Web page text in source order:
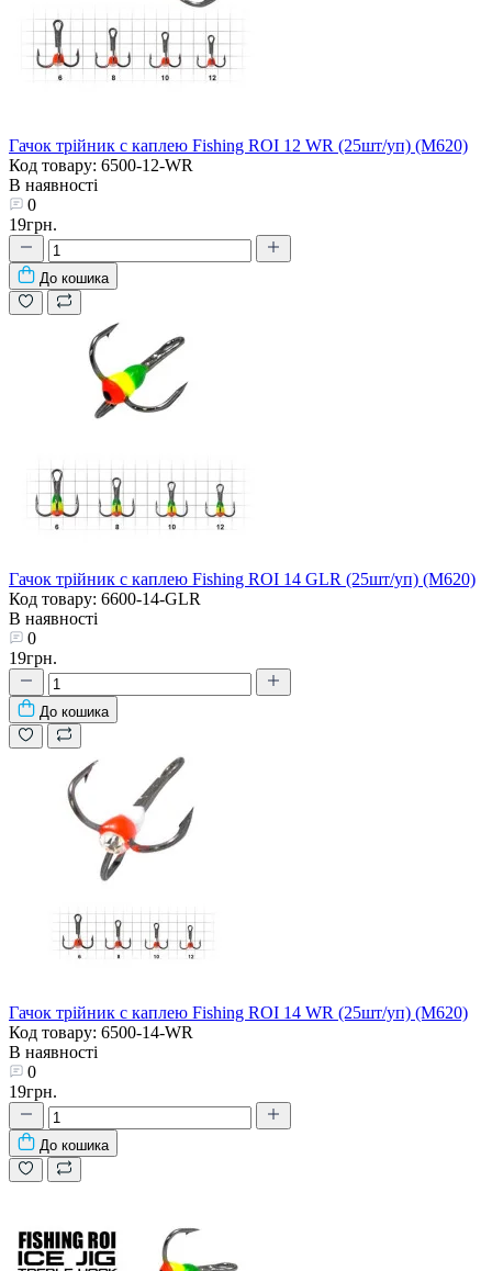
Гачок трійник с каплею Fishing ROI 12 WR (25шт/уп) (M620)
Код товару: 6500-12-WR
В наявності
0
19грн.
До кошика
Гачок трійник с каплею Fishing ROI 14 GLR (25шт/уп) (M620)
Код товару: 6600-14-GLR
В наявності
0
19грн.
До кошика
Гачок трійник с каплею Fishing ROI 14 WR (25шт/уп) (M620)
Код товару: 6500-14-WR
В наявності
0
19грн.
До кошика